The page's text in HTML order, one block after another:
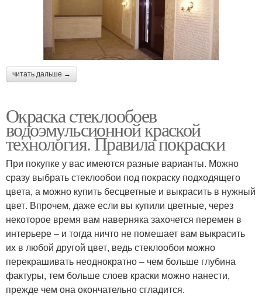
читать дальше →
Окраска стеклообоев
водоэмульсионной краской
технология. Правила покраски
При покупке у вас имеются разные варианты. Можно
сразу выбрать стеклообои под покраску подходящего
цвета, а можно купить бесцветные и выкрасить в нужный
цвет. Впрочем, даже если вы купили цветные, через
некоторое время вам наверняка захочется перемен в
интерьере – и тогда ничто не помешает вам выкрасить
их в любой другой цвет, ведь стеклообои можно
перекрашивать неоднократно – чем больше глубина
фактуры, тем больше слоев краски можно нанести,
прежде чем она окончательно сгладится.